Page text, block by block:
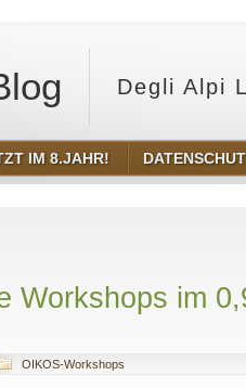
Degli Alpi
IM 8.JAHR!
Workshops im
OIKOS-Workshops